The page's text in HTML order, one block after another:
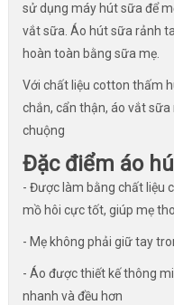
sử dụng máy hút sữa để
vắt sữa. Áo hút sữa rảnh
hoàn toàn bằng sữa mẹ.
Với chất liệu cotton thấm
chắn, cẩn thận, áo vắt
chuộng
Đặc điểm áo
- Được làm bằng chất liệu
mồ hôi cực tốt, giúp mẹ
- Mẹ không phải giữ tay
- Áo được thiết kế thông
nhanh và đều hơn